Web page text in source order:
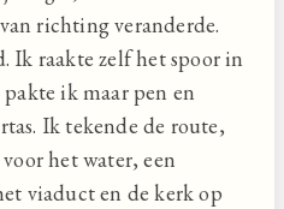
richting veranderde.
Ik raakte zelf het spoor in
ik maar pen en
Ik tekende de route,
het water, een
viaduct en de kerk op